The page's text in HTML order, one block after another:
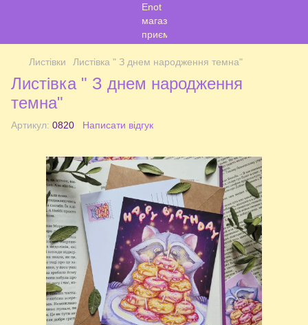
Листівки Листівка " З днем народження темна"
Листівка " З днем народження
темна"
Артикул: 0820 Написати відгук